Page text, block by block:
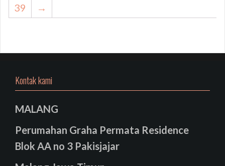
39
→
Kontak kami
MALANG
Perumahan Graha Permata Residence
Blok AA no 3 Pakisjajar